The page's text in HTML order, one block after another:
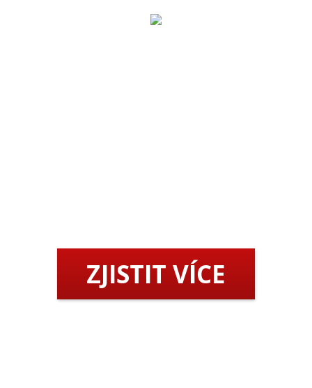
ZJISTIT VÍCE